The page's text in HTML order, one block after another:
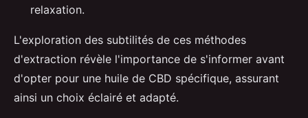
relaxation.
L'exploration des subtilités de ces méthodes
d'extraction révèle l'importance de s'informer avant
d'opter pour une huile de CBD spécifique, assurant
ainsi un choix éclairé et adapté.